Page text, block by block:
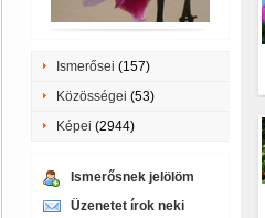
Ismerősei (157)
Közösségei (53)
Képei (2944)
Ismerősnek jelölöm
Üzenetet írok neki